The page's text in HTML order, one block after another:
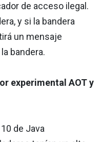
de acceso ilegal.
y si la bandera
un mensaje
bandera.
experimental AOT y
de Java